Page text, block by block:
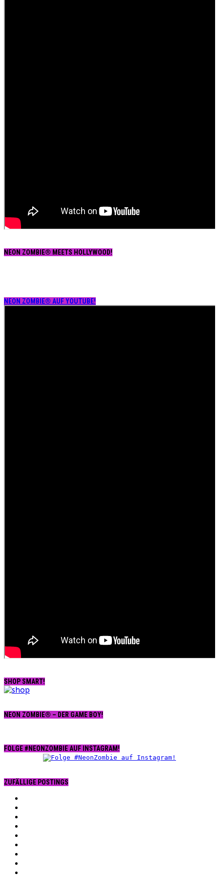
NEON ZOMBIE® MEETS HOLLYWOOD!
NEON ZOMBIE® AUF YOUTUBE!
SHOP SMART!
NEON ZOMBIE® – DER GAME BOY!
FOLGE #NEONZOMBIE AUF INSTAGRAM!
ZUFÄLLIGE POSTINGS